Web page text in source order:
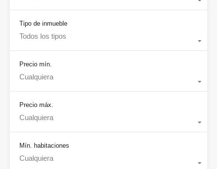
Tipo de inmueble
Todos los tipos
Precio mín.
Cualquiera
Precio máx.
Cualquiera
Mín. habitaciones
Cualquiera